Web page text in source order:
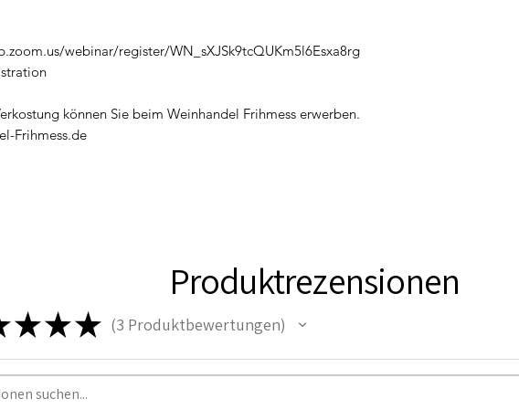
webinar/register/WN_sXJSk9tcQUKm5l6Esxa8rg
können Sie beim Weinhandel Frihmess erwerben.
Frihmess.de
Produktrezensionen
★★★ 3 Produktbewertungen
3